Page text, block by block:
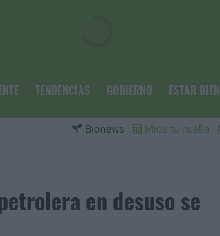
TENDENCIAS GOBIERNO ESTAR BIEN
Bionews Mide tu huella
en desuso se